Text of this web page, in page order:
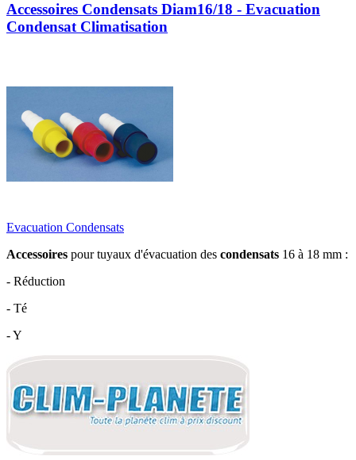
Accessoires Condensats Diam16/18 - Evacuation
Condensat Climatisation
Evacuation Condensats
Accessoires pour tuyaux d'évacuation des condensats 16 à 18 mm :
- Réduction
- Té
- Y